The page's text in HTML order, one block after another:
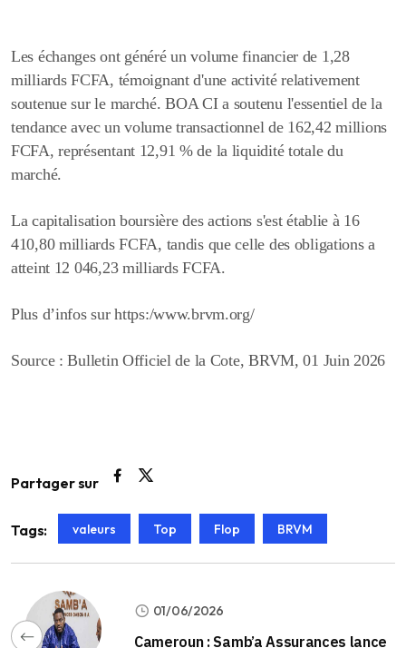
Les échanges ont généré un volume financier de 1,28
milliards FCFA, témoignant d'une activité relativement
soutenue sur le marché. BOA CI a soutenu l'essentiel de la
tendance avec un volume transactionnel de 162,42 millions
FCFA, représentant 12,91 % de la liquidité totale du
marché.
La capitalisation boursière des actions s'est établie à 16
410,80 milliards FCFA, tandis que celle des obligations a
atteint 12 046,23 milliards FCFA.
Plus d’infos sur https:/www.brvm.org/
Source : Bulletin Officiel de la Cote, BRVM, 01 Juin 2026
Partager sur
Tags: valeurs Top Flop BRVM
01/06/2026
Cameroun : Samb’a Assurances lance